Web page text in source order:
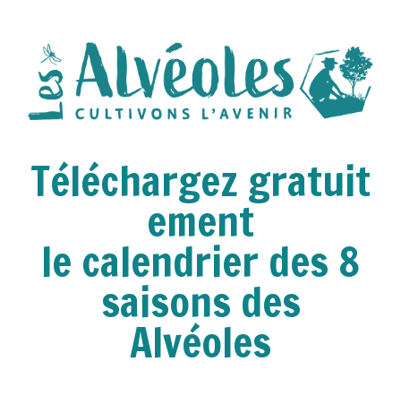
Téléchargez gratuit
ement
le calendrier des 8
saisons des
Alvéoles